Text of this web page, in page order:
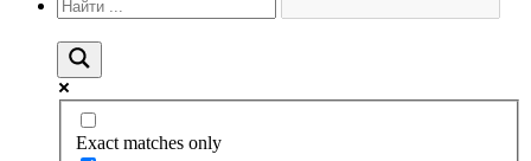
Exact matches only